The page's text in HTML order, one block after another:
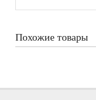
Похожие товары